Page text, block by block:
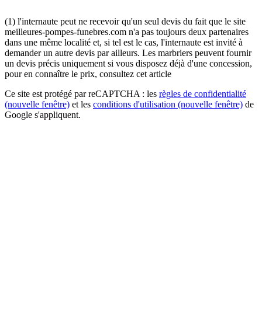
(1) l'internaute peut ne recevoir qu'un seul devis du fait que le site
meilleures-pompes-funebres.com n'a pas toujours deux partenaires
dans une même localité et, si tel est le cas, l'internaute est invité à
demander un autre devis par ailleurs. Les marbriers peuvent fournir
un devis précis uniquement si vous disposez déjà d'une concession,
pour en connaître le prix, consultez cet article
Ce site est protégé par reCAPTCHA : les règles de confidentialité
(nouvelle fenêtre) et les conditions d'utilisation (nouvelle fenêtre) de
Google s'appliquent.